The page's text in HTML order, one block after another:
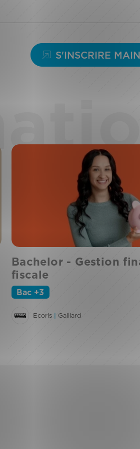
S'INSCRIRE
Bachelor - Gestion
fiscale
Bac +3
Ecoris | Gaillard